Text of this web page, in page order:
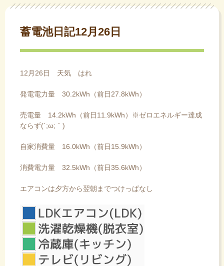
テ
蓄電池日記12月26日
12月26日 天気 はれ
発電電力量 30.2kWh（前日27.8kWh）
売電量 14.2kWh（前日11.9kWh）※ゼロエネルギー達成
ならず(´;ω;｀)
自家消費量 16.0kWh（前日15.9kWh）
消費電力量 32.5kWh（前日35.6kWh）
エアコンは夕方から翌朝までつけっぱなし